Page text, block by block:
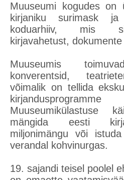
Muuseumi kogudes on
kirjaniku surimask
koduarhiiv, mis
kirjavahetust,
Muuseumis
konverentsid,
võimalik on tellida
Muuseumikülastuse
mängida eesti
miljonimängu või
verandal kohvinurgas.
19. sajandi teisel poolel